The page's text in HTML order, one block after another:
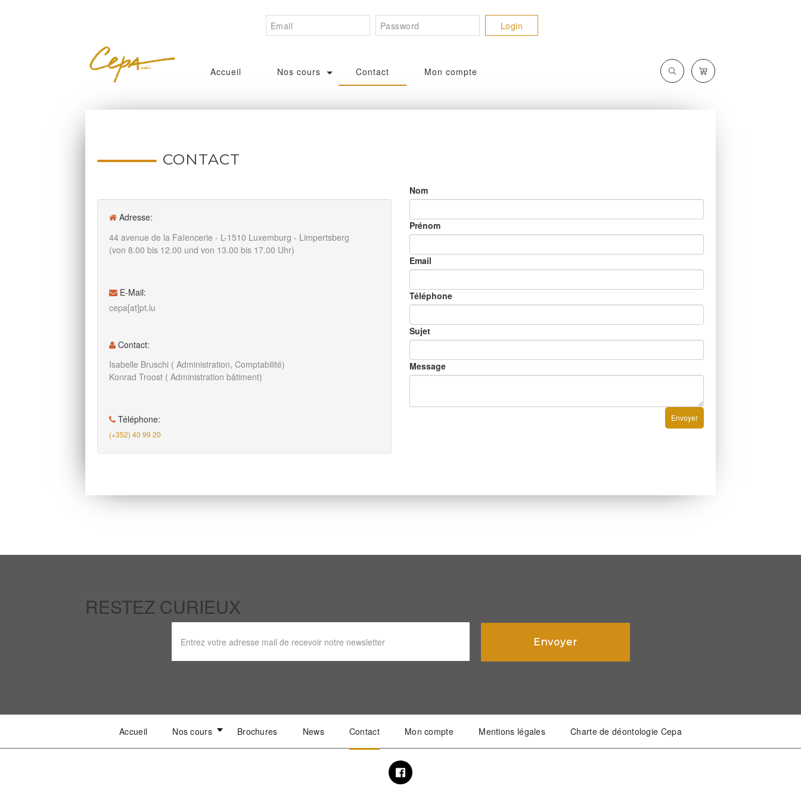
Accueil Nos cours Contact Mon compte
CONTACT
Adresse:
44 avenue de la Faïencerie - L-1510 Luxemburg - Limpertsberg
(von 8.00 bis 12.00 und von 13.00 bis 17.00 Uhr)
E-Mail:
cepa[at]pt.lu
Contact:
Isabelle Bruschi ( Administration, Comptabilité)
Konrad Troost ( Administration bâtiment)
Téléphone:
(+352) 40 99 20
Nom
Prénom
Email
Téléphone
Sujet
Message
Envoyer
RESTEZ CURIEUX
Accueil Nos cours Brochures News Contact Mon compte Mentions légales Charte de déontologie Cepa